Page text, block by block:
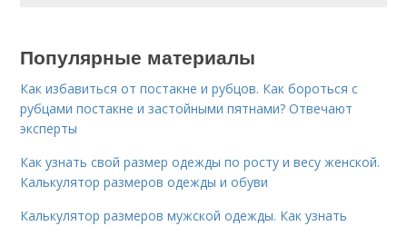
Популярные материалы
Как избавиться от постакне и рубцов. Как бороться с
рубцами постакне и застойными пятнами? Отвечают
эксперты
Как узнать свой размер одежды по росту и весу женской.
Калькулятор размеров одежды и обуви
Калькулятор размеров мужской одежды. Как узнать